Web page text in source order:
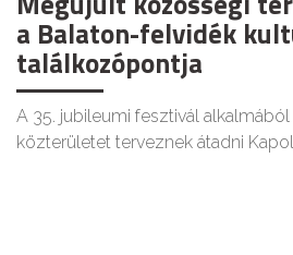
a Balaton-felvidék
találkozópontja
A 35. jubileumi fesztivál
közterületet terveznek átadni